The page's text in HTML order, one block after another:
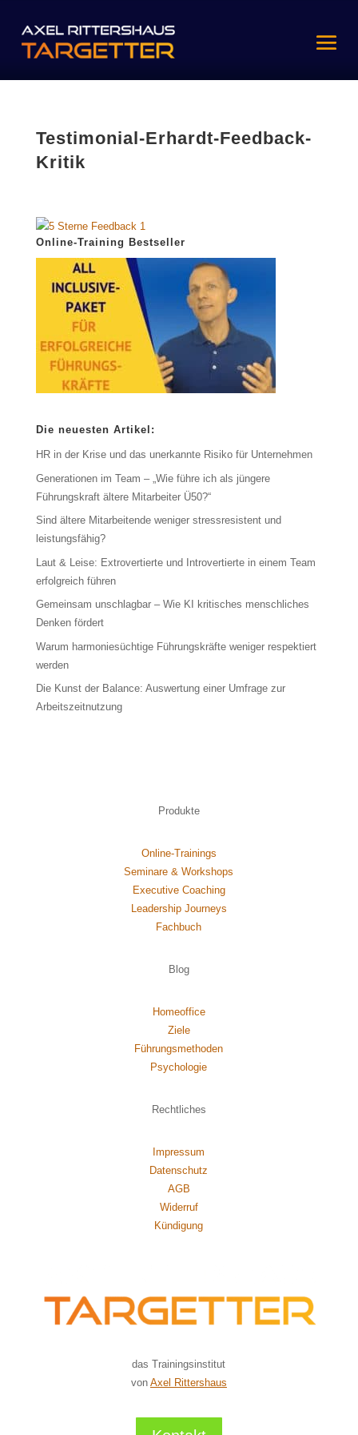
Testimonial-Erhardt-Feedback-
Kritik
Online-Training Bestseller
Die neuesten Artikel:
HR in der Krise und das unerkannte Risiko für Unternehmen
Generationen im Team – „Wie führe ich als jüngere
Führungskraft ältere Mitarbeiter Ü50?“
Sind ältere Mitarbeitende weniger stressresistent und
leistungsfähig?
Laut & Leise: Extrovertierte und Introvertierte in einem Team
erfolgreich führen
Gemeinsam unschlagbar – Wie KI kritisches menschliches
Denken fördert
Warum harmoniesüchtige Führungskräfte weniger respektiert
werden
Die Kunst der Balance: Auswertung einer Umfrage zur
Arbeitszeitnutzung
Produkte
Online-Trainings
Seminare & Workshops
Executive Coaching
Leadership Journeys
Fachbuch
Blog
Homeoffice
Ziele
Führungsmethoden
Psychologie
Rechtliches
Impressum
Datenschutz
AGB
Widerruf
Kündigung
das Trainingsinstitut
von Axel Rittershaus